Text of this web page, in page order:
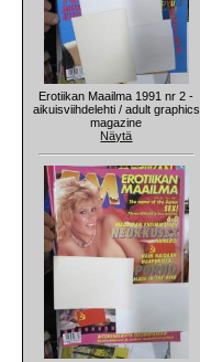
Erotiikan Maailma 1991 nr 2 -
aikuisviihdelehti / adult graphics
magazine
Näytä